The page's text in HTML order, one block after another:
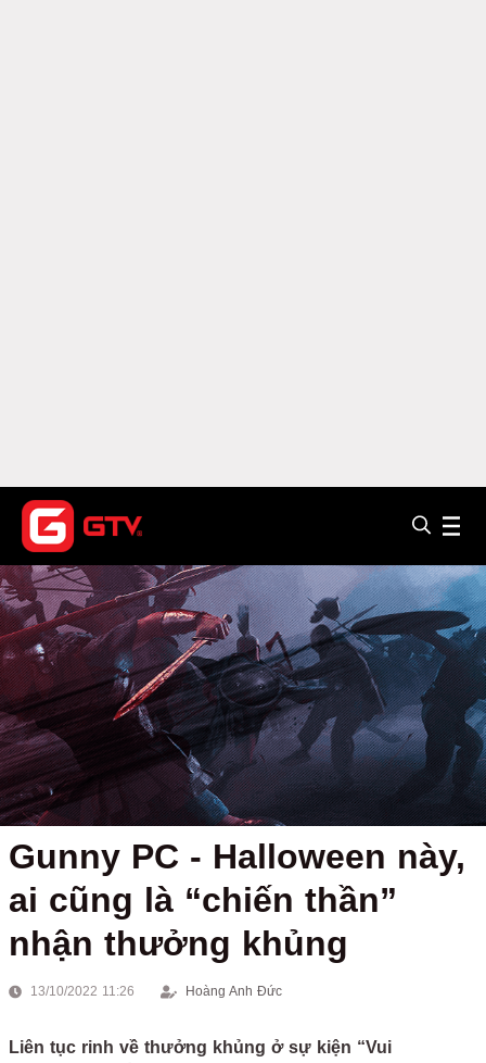
Gunny PC - Halloween này,
ai cũng là “chiến thần”
nhận thưởng khủng
13/10/2022 11:26 Hoàng Anh Đức
Liên tục rinh về thưởng khủng ở sự kiện “Vui